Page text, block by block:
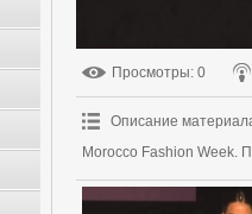
Просмотры: 0
Описание
Morocco Fashion Week.